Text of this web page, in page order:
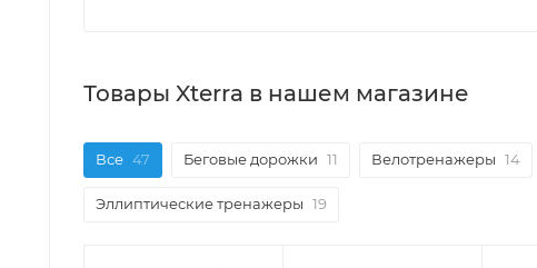
Товары Xterra в нашем магазине
Все 47 Беговые дорожки 11 Велотренажеры 14
Эллиптические тренажеры 19